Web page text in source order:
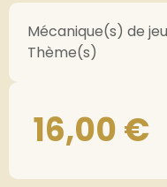
Mécanique(s) de jeu
Thème(s)
16,00€